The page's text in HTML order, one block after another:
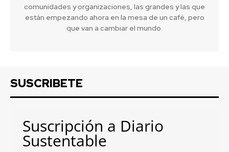
comunidades y organizaciones, las grandes y las que
están empezando ahora en la mesa de un café, pero
que van a cambiar el mundo.
SUSCRIBETE
Suscripción a Diario
Sustentable